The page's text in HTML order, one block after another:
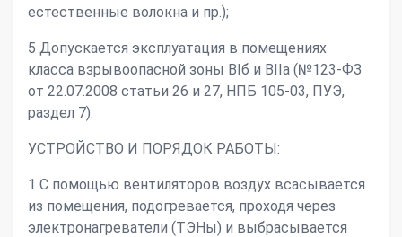
естественные волокна и пр.);
5 Допускается эксплуатация в помещениях
класса взрывоопасной зоны BIб и ВIIа (№123-ФЗ
от 22.07.2008 статьи 26 и 27, НПБ 105-03, ПУЭ,
раздел 7).
УСТРОЙСТВО И ПОРЯДОК РАБОТЫ:
1 С помощью вентиляторов воздух всасывается
из помещения, подогревается, проходя через
электронагреватели (ТЭНы) и выбрасывается